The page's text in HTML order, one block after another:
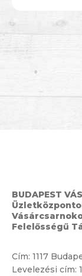
BUDAPEST
Felelősségű
Cím: 1117
Levelezési cím: